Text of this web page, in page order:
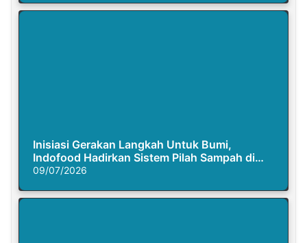
Inisiasi Gerakan Langkah Untuk Bumi,
Indofood Hadirkan Sistem Pilah Sampah di
Semasa Piknik
09/07/2026